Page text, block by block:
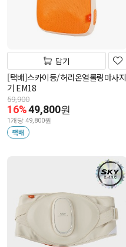
담기
[택배]스카이등/허리온열롤링마사지
기 EM18
59,900
16%49,800원
1개당 49,800원
택배